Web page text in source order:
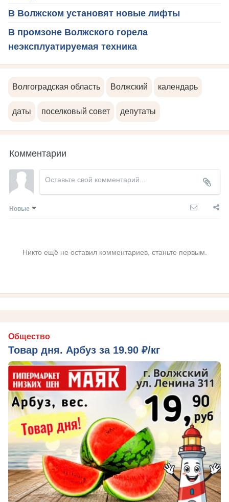
В Волжском установят новые лифты
В промзоне Волжского горела
неэксплуатируемая техника
Волгоградская область Волжский календарь
даты поселковый совет депутаты
Комментарии
Новые
Никто ещё не оставил комментариев, станьте первым.
Общество
Товар дня. Арбуз за 19.90 ₽/кг